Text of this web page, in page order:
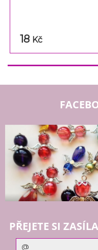
18 Kč
PŘEJETE SI